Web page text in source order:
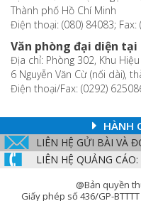
Thành phố Hồ Chí Minh
Điện thoại: (080) 84083; Fax:
Văn phòng đại diện
Địa chỉ: Phòng 302, Khu
6 Nguyễn Văn Cừ (nối dài),
Điện thoại/Fax: (0292)
HÀNH
LIÊN HỆ GỬI BÀI VÀ
LIÊN HỆ QUẢNG
@Bản quyền
Giấy phép số 436/GP-